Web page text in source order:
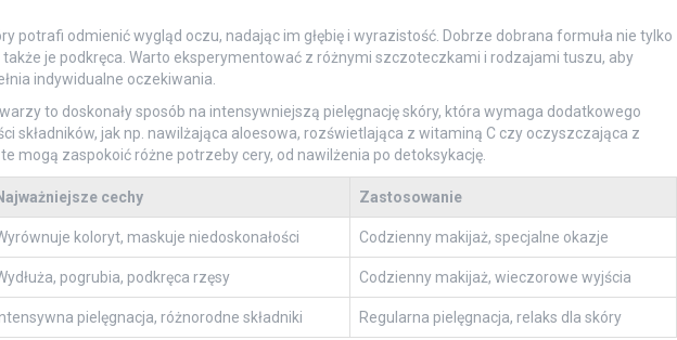
potrafi odmienić wygląd oczu, nadając im głębię i wyrazistość. Dobrze dobrana formuła nie tylko
także je podkręca. Warto eksperymentować z różnymi szczoteczkami i rodzajami tuszu, aby
indywidualne oczekiwania.
to doskonały sposób na intensywniejszą pielęgnację skóry, która wymaga dodatkowego
składników, jak np. nawilżająca aloesowa, rozświetlająca z witaminą C czy oczyszczająca z
mogą zaspokoić różne potrzeby cery, od nawilżenia po detoksykację.
cechy Zastosowanie
koloryt, maskuje niedoskonałości Codzienny makijaż, specjalne okazje
pogrubia, podkręca rzęsy Codzienny makijaż, wieczorowe wyjścia
Intensywna pielęgnacja, różnorodne składniki Regularna pielęgnacja, relaks dla skóry